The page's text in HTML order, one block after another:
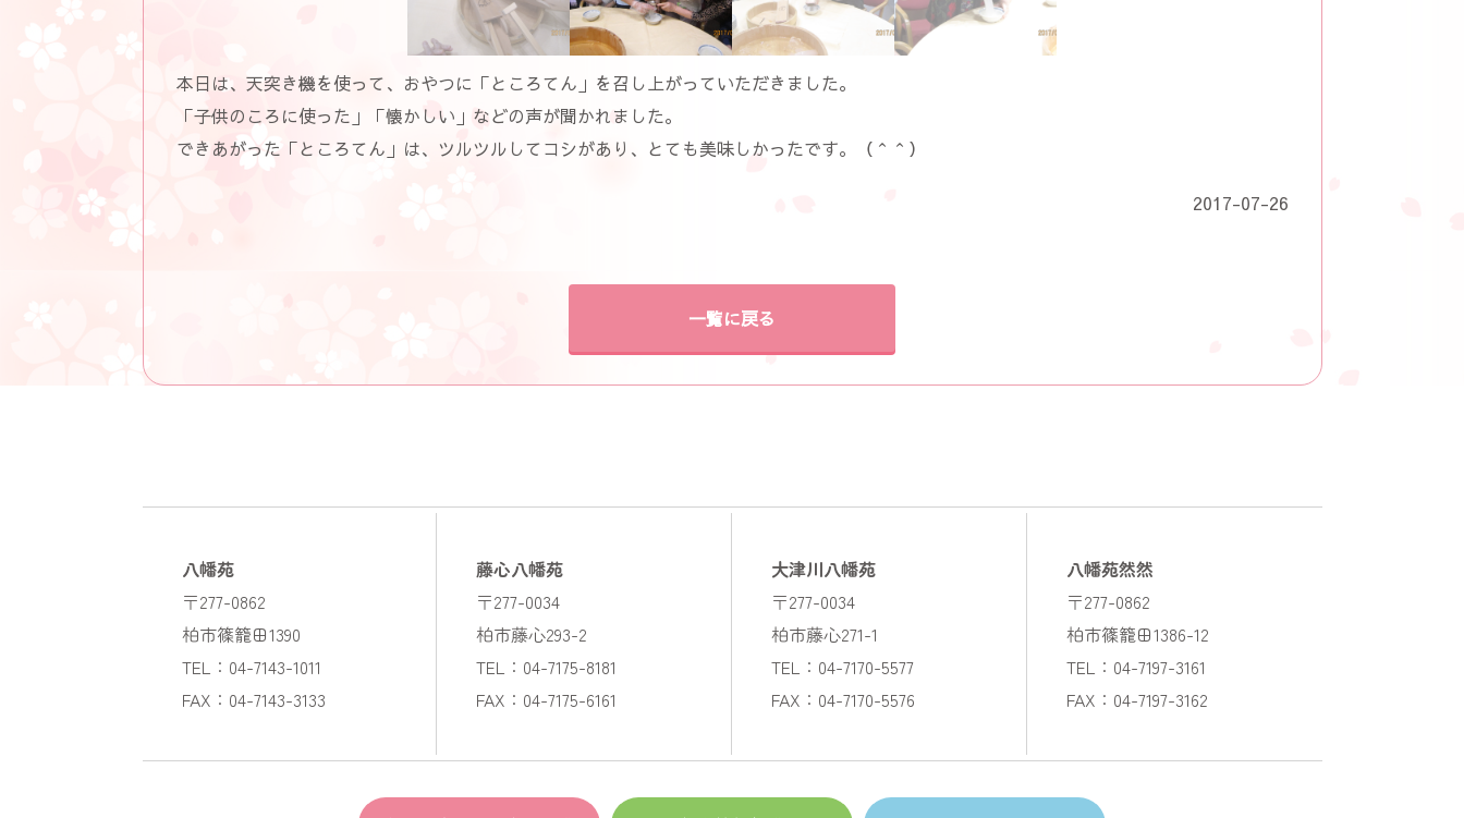
本日は、天突き機を使って、おやつに「ところてん」を召し上がっていただきました。
「子供のころに使った」「懐かしい」などの声が聞かれました。
できあがった「ところてん」は、ツルツルしてコシがあり、とても美味しかったです。（＾＾）
2017-07-26
一覧に戻る
八幡苑
〒277-0862
柏市篠籠田1390
TEL：04-7143-1011
FAX：04-7143-3133
藤心八幡苑
〒277-0034
柏市藤心293-2
TEL：04-7175-8181
FAX：04-7175-6161
大津川八幡苑
〒277-0034
柏市藤心271-1
TEL：04-7170-5577
FAX：04-7170-5576
八幡苑然然
〒277-0862
柏市篠籠田1386-12
TEL：04-7197-3161
FAX：04-7197-3162